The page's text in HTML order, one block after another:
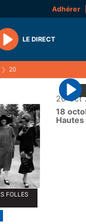
Adhérer
Play
LE DIRECT
❯ 20
FOLLES
20 Oct
P
l
a
18